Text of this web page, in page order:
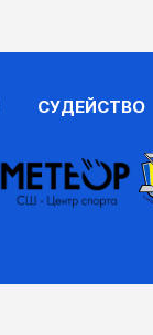
СУДЕЙСТВО